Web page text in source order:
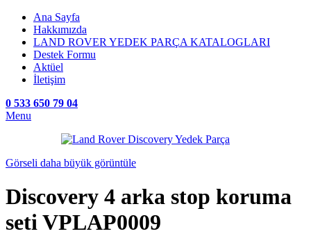
Ana Sayfa
Hakkımızda
LAND ROVER YEDEK PARÇA KATALOGLARI
Destek Formu
Aktüel
İletişim
0 533 650 79 04
Menu
Görseli daha büyük görüntüle
Discovery 4 arka stop koruma
seti VPLAP0009